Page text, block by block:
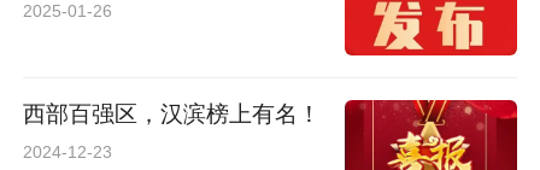
家庭作为调查户。
度方法，组织调查户记账采集居民收入、支出、
2025-01-26
西部百强区，汉滨榜上有名！
2024-12-23